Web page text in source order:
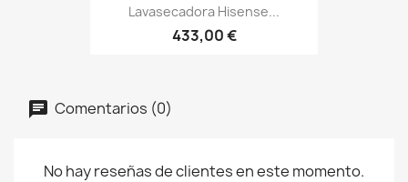
Lavasecadora Hisense...
433,00 €
Comentarios (0)
No hay reseñas de clientes en este momento.